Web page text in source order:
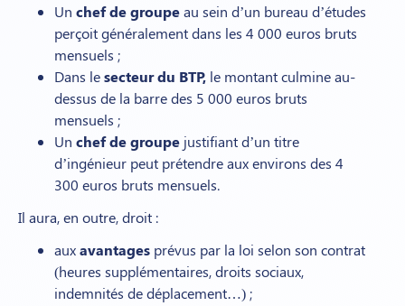
Un chef de groupeau sein d’un bureau d’études
perçoit généralement dans les 4 000 euros bruts
mensuels ;
Dans lesecteur du BTP, le montant culmine au-
dessus de la barre des 5 000 euros bruts
mensuels ;
Un chef de groupe justifiant d’un titre
d’ingénieur peut prétendre aux environs des 4
300 euros bruts mensuels.
Il aura, en outre, droit :
auxavantages prévus par la loi selon son contrat
(heures supplémentaires, droits sociaux,
indemnités de déplacement…) ;